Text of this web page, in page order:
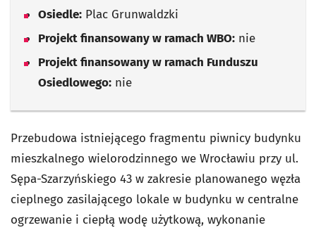
Osiedle: Plac Grunwaldzki
Projekt finansowany w ramach WBO: nie
Projekt finansowany w ramach Funduszu
Osiedlowego: nie
Przebudowa istniejącego fragmentu piwnicy budynku
mieszkalnego wielorodzinnego we Wrocławiu przy ul.
Sępa-Szarzyńskiego 43 w zakresie planowanego węzła
cieplnego zasilającego lokale w budynku w centralne
ogrzewanie i ciepłą wodę użytkową, wykonanie